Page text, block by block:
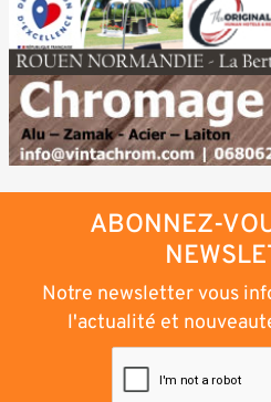
ABONNEZ-
Notre newsletter vous
l'actualité et